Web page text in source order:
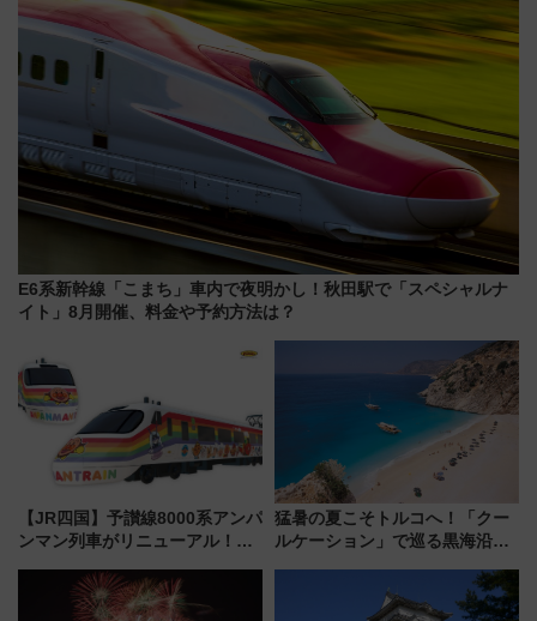
E6系新幹線「こまち」車内で夜明かし！秋田駅で「スペシャルナ
イト」8月開催、料金や予約方法は？
【JR四国】予讃線8000系アンパ
ンマン列車がリニューアル！内
今年12月
猛暑の夏こそトルコへ！「クー
ルケーション」で巡る黒海沿岸
連検索数が前年比237％増、ナ
ショジオも認める『2026年に訪